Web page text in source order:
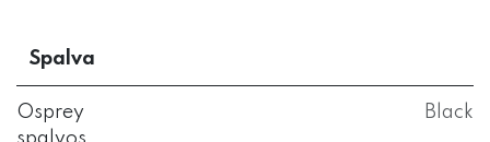
Spalva
Osprey
Black